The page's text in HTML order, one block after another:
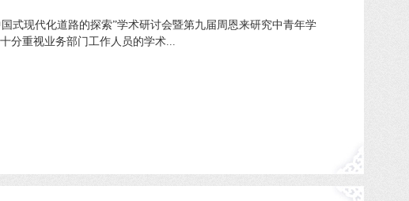
现代化道路的探索”学术研讨会暨第九届周恩来研究中青年学
重视业务部门工作人员的学术...